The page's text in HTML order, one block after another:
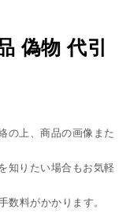
偽物 代引
の上、商品の画像また
知りたい場合もお気軽
数料がかかります。